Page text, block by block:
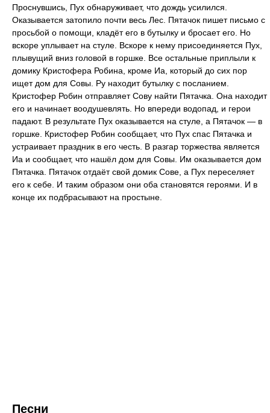
Проснувшись, Пух обнаруживает, что дождь усилился.
Оказывается затопило почти весь Лес. Пятачок пишет письмо с
просьбой о помощи, кладёт его в бутылку и бросает его. Но
вскоре уплывает на стуле. Вскоре к нему присоединяется Пух,
плывущий вниз головой в горшке. Все остальные приплыли к
домику Кристофера Робина, кроме Иа, который до сих пор
ищет дом для Совы. Ру находит бутылку с посланием.
Кристофер Робин отправляет Сову найти Пятачка. Она находит
его и начинает воодушевлять. Но впереди водопад, и герои
падают. В результате Пух оказывается на стуле, а Пятачок — в
горшке. Кристофер Робин сообщает, что Пух спас Пятачка и
устраивает праздник в его честь. В разгар торжества является
Иа и сообщает, что нашёл дом для Совы. Им оказывается дом
Пятачка. Пятачок отдаёт свой домик Сове, а Пух переселяет
его к себе. И таким образом они оба становятся героями. И в
конце их подбрасывают на простыне.
Песни